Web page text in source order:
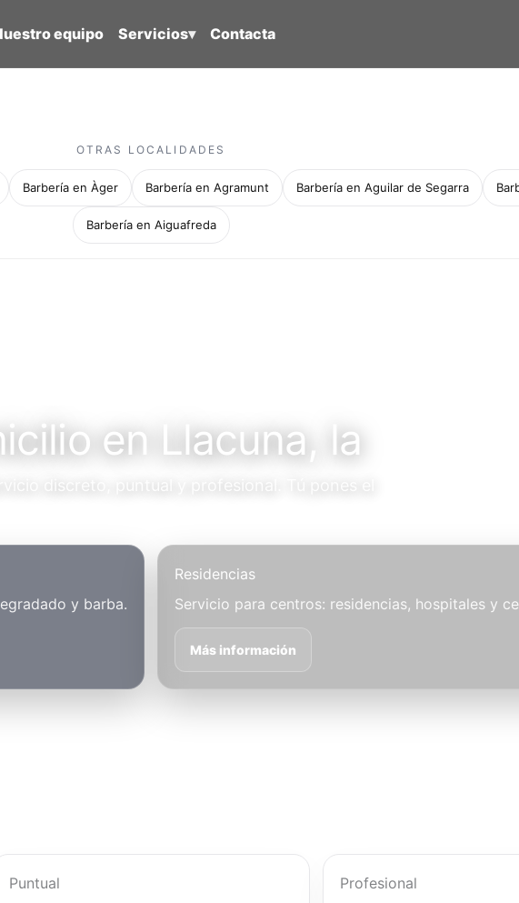
equipo Servicios▾ Contacta
OTRAS LOCALIDADES
Barbería en Àger Barbería en Agramunt Barbería en Aguilar de Segarra
Barbería en Aiguafreda
en Llacuna, la
discreto, puntual y profesional. Tú pones el
y barba.
Residencias
Servicio para centros: residencias, hospitales y
Más información
Puntual
Profesional